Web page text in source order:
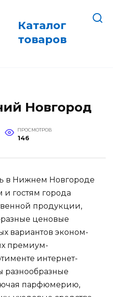
Каталог
товаров
Новгород
ПРОСМОТРОВ
146
в Нижнем Новгороде
и гостям города
продукции,
ценовые
вариантов эконом-
премиум-
интернет-
разнообразные
парфюмерию,